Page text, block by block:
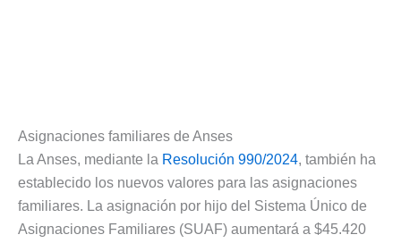
Asignaciones familiares de Anses
La Anses, mediante la Resolución 990/2024, también ha
establecido los nuevos valores para las asignaciones
familiares. La asignación por hijo del Sistema Único de
Asignaciones Familiares (SUAF) aumentará a $45.420